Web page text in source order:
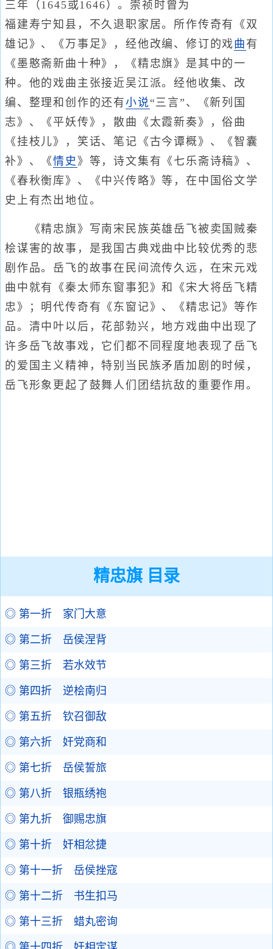
三年（1645或1646）。崇祯时曾为
福建寿宁知县，不久退职家居。所作传奇有《双
雄记》、《万事足》，经他改编、修订的戏曲 有
《墨憨斋新曲十种》，《精忠旗》是其中的一
种。他的戏曲主张接近吴江派。经他收集、改
编、整理和创作的还有小说“三言”、《新列国
志》、《平妖传》，散曲《太霞新奏》，俗曲
《挂枝儿》，笑话、笔记《古今谭概》、《智囊
补》、《情史 》等，诗文集有《七乐斋诗稿》、
《春秋衡库》、《中兴传略》等，在中国俗文学
史上有杰出地位。
《精忠旗》写南宋民族英雄岳飞被卖国贼秦
桧谋害的故事，是我国古典戏曲中比较优秀的悲
剧作品。岳飞的故事在民间流传久远，在宋元戏
曲中就有《秦太师东窗事犯》和《宋大将岳飞精
忠》；明代传奇有《东窗记》、《精忠记》等作
品。清中叶以后，花部勃兴，地方戏曲中出现了
许多岳飞故事戏，它们都不同程度地表现了岳飞
的爱国主义精神，特别当民族矛盾加剧的时候，
岳飞形象更起了鼓舞人们团结抗敌的重要作用。
精忠旗 目录
◎ 第一折 家门大意
◎ 第二折 岳侯涅背
◎ 第三折 若水效节
◎ 第四折 逆桧南归
◎ 第五折 钦召御敌
◎ 第六折 奸党商和
◎ 第七折 岳侯誓旅
◎ 第八折 银瓶绣袍
◎ 第九折 御赐忠旗
◎ 第十折 奸相忿捷
◎ 第十一折 岳侯挫寇
◎ 第十二折 书生扣马
◎ 第十三折 蜡丸密询